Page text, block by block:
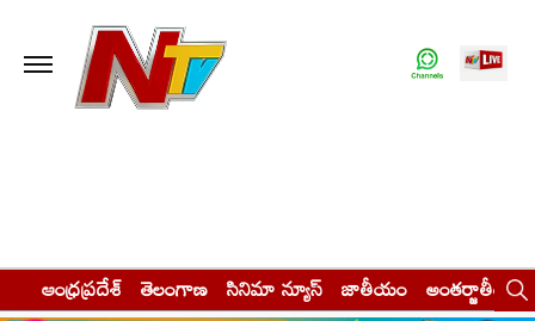
ఆంధ్రప్రదేశ్ తెలంగాణ సినిమా న్యూస్ జాతీయం అంతర్జాతీయం